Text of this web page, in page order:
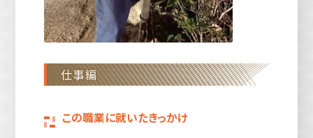
仕事編
この職業に就いたきっかけ